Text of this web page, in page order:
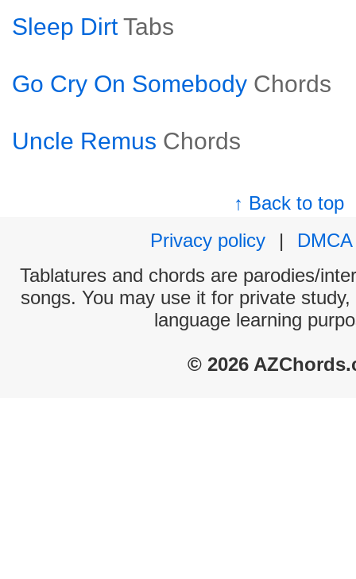
Sleep Dirt Tabs
Go Cry On Somebody Chords
Uncle Remus Chords
↑ Back to top
Privacy policy
|
DMCA
Tablatures and chords are parodies/
songs. You may use it for private
language learning
© 2026